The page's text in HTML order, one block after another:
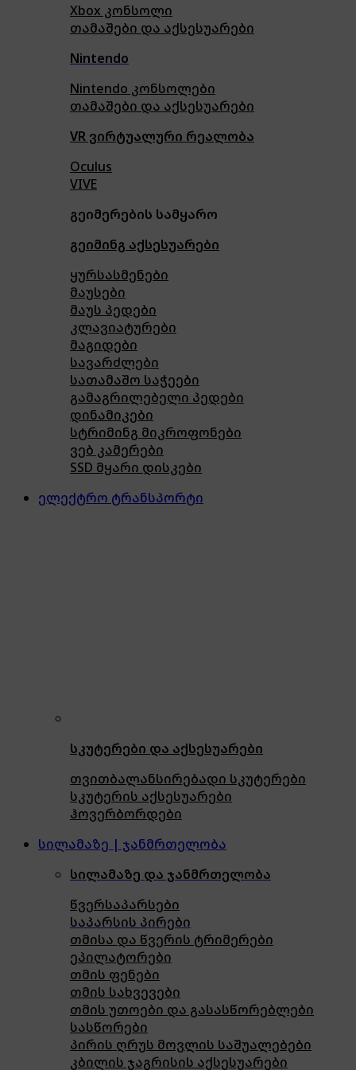
Xbox კონსოლი
თამაშები და აქსესუარები
Nintendo
Nintendo კონსოლები
თამაშები და აქსესუარები
VR ვირტუალური რეალობა
Oculus
VIVE
გეიმერების სამყარო
გეიმინგ აქსესუარები
ყურსასმენები
მაუსები
მაუს პედები
კლავიატურები
მაგიდები
სავარძლები
სათამაშო საჭეები
გამაგრილებელი პედები
დინამიკები
სტრიმინგ მიკროფონები
ვებ კამერები
SSD მყარი დისკები
ელექტრო ტრანსპორტი
სკუტერები და აქსესუარები
თვითბალანსირებადი სკუტერები
სკუტერის აქსესუარები
ჰოვერბორდები
სილამაზე | ჯანმრთელობა
სილამაზე და ჯანმრთელობა
წვერსაპარსები
საპარსის პირები
თმისა და წვერის ტრიმერები
ეპილატორები
თმის ფენები
თმის სახვევები
თმის უთოები და გასასწორებლები
სასწორები
პირის ღრუს მოვლის საშუალებები
კბილის ჯაგრისის აქსესუარები